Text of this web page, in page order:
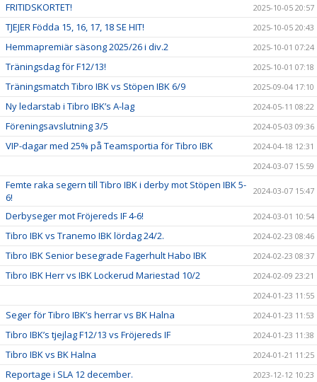
FRITIDSKORTET! 2025-10-05 20:57
TJEJER Födda 15, 16, 17, 18 SE HIT! 2025-10-05 20:43
Hemmapremiär säsong 2025/26 i div.2 2025-10-01 07:24
Träningsdag för F12/13! 2025-10-01 07:18
Träningsmatch Tibro IBK vs Stöpen IBK 6/9 2025-09-04 17:10
Ny ledarstab i Tibro IBK’s A-lag 2024-05-11 08:22
Föreningsavslutning 3/5 2024-05-03 09:36
VIP-dagar med 25% på Teamsportia för Tibro IBK
2024-04-18 12:31
2024-03-07 15:59
Femte raka segern till Tibro IBK i derby mot Stöpen IBK 5-
6!
2024-03-07 15:47
Derbyseger mot Fröjereds IF 4-6! 2024-03-01 10:54
Tibro IBK vs Tranemo IBK lördag 24/2. 2024-02-23 08:46
Tibro IBK Senior besegrade Fagerhult Habo IBK 2024-02-23 08:37
Tibro IBK Herr vs IBK Lockerud Mariestad 10/2
2024-02-09 23:21
2024-01-23 11:55
Seger för Tibro IBK’s herrar vs BK Halna 2024-01-23 11:53
Tibro IBK’s tjejlag F12/13 vs Fröjereds IF 2024-01-23 11:38
Tibro IBK vs BK Halna 2024-01-21 11:25
Reportage i SLA 12 december. 2023-12-12 10:23